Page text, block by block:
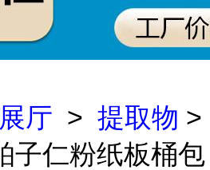
厅 > 提取物 >
子仁粉纸板桶包